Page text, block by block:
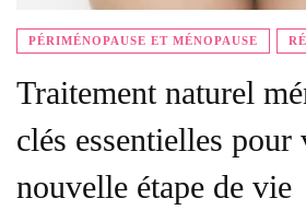
PÉRIMÉNOPAUSE ET MÉNOPAUSE
Traitement naturel
clés essentielles pour
nouvelle étape de vie